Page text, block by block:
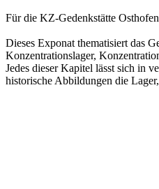
Für die KZ-Gedenkstätte
Dieses Exponat thematisiert das
Konzentrationslager,
Jedes dieser Kapitel lässt sich in
historische Abbildungen die